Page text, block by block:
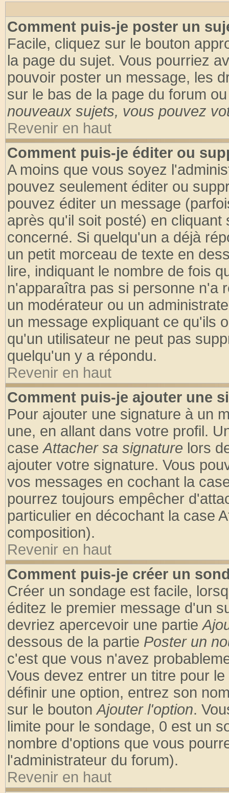
Comment puis-je poster un
Facile, cliquez sur le bouton
la page du sujet. Vous pourriez
pouvoir poster un message, les
sur le bas de la page du forum
nouveaux sujets, vous pouvez
Revenir en haut
Comment puis-je éditer ou
A moins que vous soyez
pouvez seulement éditer ou
pouvez éditer un message
après qu'il soit posté) en
concerné. Si quelqu'un a déjà
un petit morceau de texte en
lire, indiquant le nombre de fois
n'apparaîtra pas si personne n'a
un modérateur ou un
un message expliquant ce qu'ils
qu'un utilisateur ne peut pas
quelqu'un y a répondu.
Revenir en haut
Comment puis-je ajouter une
Pour ajouter une signature à un
une, en allant dans votre profil.
caseAttacher sa signature lors
ajouter votre signature. Vous
vos messages en cochant la
pourrez toujours empêcher
particulier en décochant la case
composition).
Revenir en haut
Comment puis-je créer un
Créer un sondage est facile,
éditez le premier message d'un
devriez apercevoir une partie
dessous de la partie Poster un
c'est que vous n'avez
Vous devez entrer un titre pour
définir une option, entrez son
sur le boutonAjouter l'option.
limite pour le sondage, 0 est un
nombre d'options que vous
l'administrateur du forum).
Revenir en haut